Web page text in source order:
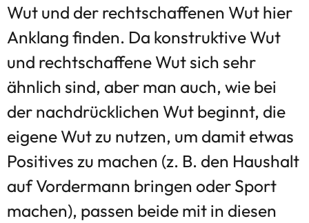
Wut und der rechtschaffenen Wut hier
Anklang finden. Da konstruktive Wut
und rechtschaffene Wut sich sehr
ähnlich sind, aber man auch, wie bei
der nachdrücklichen Wut beginnt, die
eigene Wut zu nutzen, um damit etwas
Positives zu machen (z. B. den Haushalt
auf Vordermann bringen oder Sport
machen), passen beide mit in diesen